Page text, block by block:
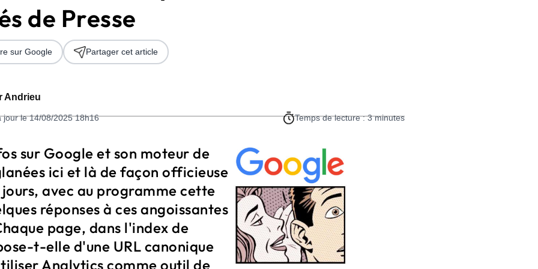
de Presse
Andrieu
jour le 14/08/2025 18h16 Temps de lecture : 3 minutes
sur Google Partager cet article
sur Google et son moteur de
ici et là de façon officieuse
avec au programme cette
réponses à ces angoissantes
page, dans l'index de
t-elle d'une URL canonique
Analytics comme outil de